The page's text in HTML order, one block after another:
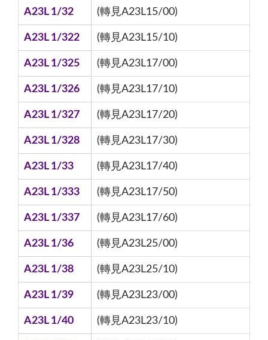
A23L 1/32 (轉見A23L15/00)
A23L 1/322 (轉見A23L15/10)
A23L 1/325 (轉見A23L17/00)
A23L 1/326 (轉見A23L17/10)
A23L 1/327 (轉見A23L17/20)
A23L 1/328 (轉見A23L17/30)
A23L 1/33 (轉見A23L17/40)
A23L 1/333 (轉見A23L17/50)
A23L 1/337 (轉見A23L17/60)
A23L 1/36 (轉見A23L25/00)
A23L 1/38 (轉見A23L25/10)
A23L 1/39 (轉見A23L23/00)
A23L 1/40 (轉見A23L23/10)